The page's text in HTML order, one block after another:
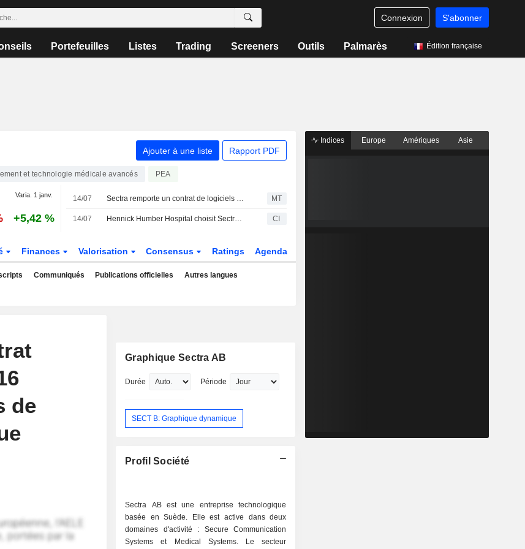
Connexion S'abonner
Portefeuilles Listes Trading Screeners Outils Palmarès Édition française
Ajouter à une liste Rapport PDF
et technologie médicale avancés PEA
Varia. 1 janv.
+5,42 %
14/07 Sectra remporte un contrat de logiciels d'imagerie médicale auprès d'un hôpital canadien MT
14/07 Hennick Humber Hospital choisit Sectra One Cloud de Sectra AB pour accélérer les diagnostics grâce à l'optimisation des flux de travail en radiologie CI
Finances Valorisation Consensus Ratings Agenda
Communiqués Publications officielles Autres langues
de
Graphique Sectra AB
Durée Période
SECT B: Graphique dynamique
Profil Société
Sectra AB est une entreprise technologique
basée en Suède. Elle est active dans deux
domaines d'activité : Secure Communication
Systems et Medical Systems. Le secteur
Indices Europe Amériques Asie